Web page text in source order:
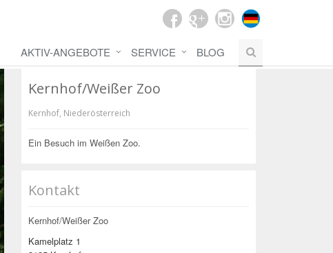
Kernhof/Weißer Zoo
Kernhof, Niederösterreich
Ein Besuch im Weißen Zoo.
Kontakt
Kernhof/Weißer Zoo
Kamelplatz 1
AKTIV-ANGEBOTE SERVICE BLOG